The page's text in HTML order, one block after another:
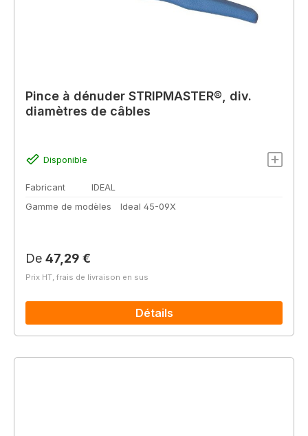
Pince à dénuder STRIPMASTER®, div.
diamètres de câbles
Disponible
Fabricant
IDEAL
Gamme de modèles
Ideal 45-09X
Prix régulier :
De 47,29 €
Prix HT, frais de livraison en sus
Détails